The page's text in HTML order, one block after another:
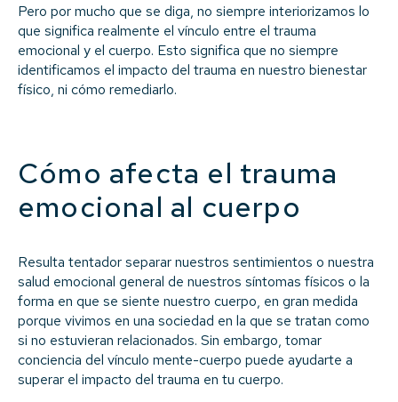
Pero por mucho que se diga, no siempre interiorizamos lo
que significa realmente el vínculo entre el trauma
emocional y el cuerpo. Esto significa que no siempre
identificamos el impacto del trauma en nuestro bienestar
físico, ni cómo remediarlo.
Cómo afecta el trauma
emocional al cuerpo
Resulta tentador separar nuestros sentimientos o nuestra
salud emocional general de nuestros síntomas físicos o la
forma en que se siente nuestro cuerpo, en gran medida
porque vivimos en una sociedad en la que se tratan como
si no estuvieran relacionados. Sin embargo, tomar
conciencia del vínculo mente-cuerpo puede ayudarte a
superar el impacto del trauma en tu cuerpo.